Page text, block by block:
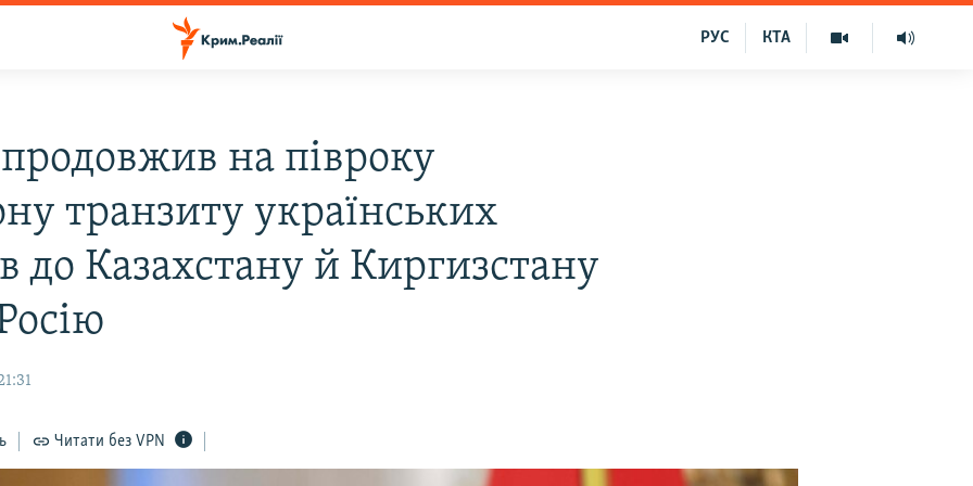
КТА
РУС
на півроку
транзиту українських
до Казахстану й Киргизстану
Читати без VPN